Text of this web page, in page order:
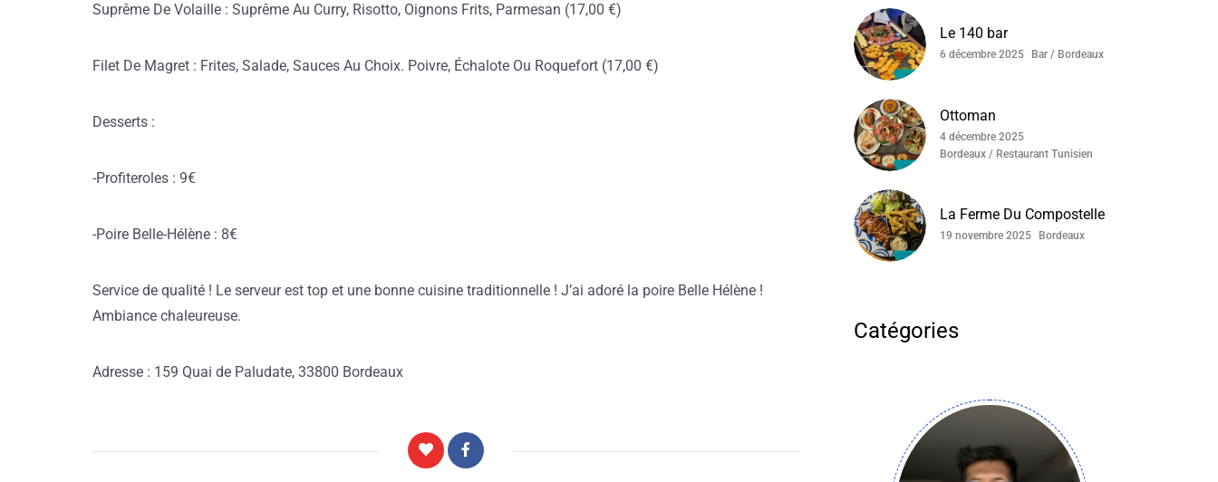
Suprême De Volaille : Suprême Au Curry, Risotto, Oignons Frits, Parmesan (17,00 €)
Filet De Magret : Frites, Salade, Sauces Au Choix. Poivre, Échalote Ou Roquefort (17,00 €)
Desserts :
-Profiteroles : 9€
-Poire Belle-Hélène : 8€
Service de qualité ! Le serveur est top et une bonne cuisine traditionnelle ! J’ai adoré la poire Belle Hélène !
Ambiance chaleureuse.
Adresse : 159 Quai de Paludate, 33800 Bordeaux
Le 140 bar
6 décembre 2025 Bar / Bordeaux
Ottoman
4 décembre 2025
Bordeaux / Restaurant Tunisien
La Ferme Du Compostelle
19 novembre 2025 Bordeaux
Catégories